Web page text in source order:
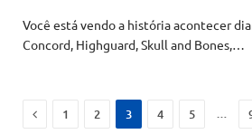
Você está vendo a história acontecer
Concord, Highguard, Skull and Bones,…
Previous
1 2 3 4 5 …